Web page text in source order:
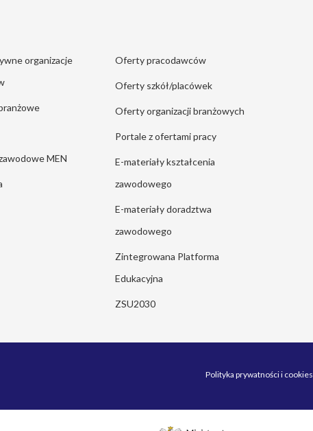
organizacje
MEN
Oferty pracodawców
Oferty szkół/placówek
Oferty organizacji branżowych
Portale z ofertami pracy
E-materiały kształcenia
zawodowego
E-materiały doradztwa
zawodowego
Zintegrowana Platforma
Edukacyjna
ZSU2030
Polityka prywatności i cookies